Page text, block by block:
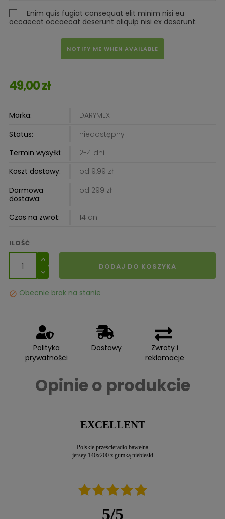
Enim quis fugiat consequat elit minim nisi eu
occaecat occaecat deserunt aliquip nisi ex deserunt.
NOTIFY ME WHEN AVAILABLE
49,00 zł
Marka:
DARYMEX
Status:
niedostępny
Termin wysyłki:
2-4 dni
Koszt dostawy:
od 9,99 zł
Darmowa
dostawa:
od 299 zł
Czas na zwrot: 14 dni
ILOŚĆ
DODAJ DO KOSZYKA
 Obecnie brak na stanie
Polityka
prywatności
Dostawy
Zwroty i
reklamacje
Opinie o produkcie
EXCELLENT
Polskie prześcieradło bawełna
jersey 140x200 z gumką niebieski
5/5